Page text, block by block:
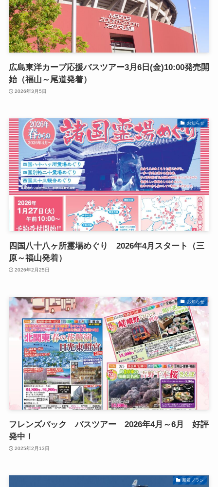
広島東洋カープ応援バスツアー3月6日(金)10:00発売開
始（福山～尾道発着）
2026年3月5日
お知らせ
四国八十八ヶ所霊場めぐり 2026年4月スタート（三
原～福山発着）
2026年2月25日
お知らせ
フレンズパック バスツアー 2026年4月～6月 好評
発中！
2025年2月13日
新着プラン